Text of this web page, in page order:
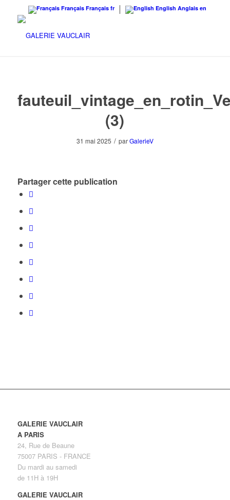
Français Français fr English Anglais en
(3)
31 mai 2025 / parGalerieV
Partager cette publication
GALERIE VAUCLAIR
A PARIS
24, Rue de Beaune
75007 PARIS - FRANCE
Du mardi au samedi
de 11H à 19H
GALERIE VAUCLAIR